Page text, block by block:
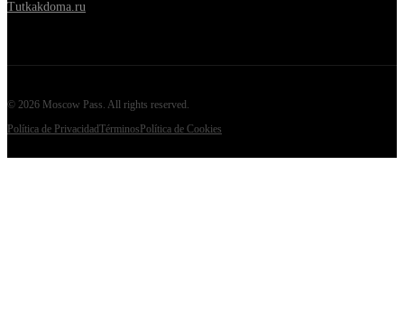
Tutkakdoma.ru
© 2026 Moscow Pass. All rights reserved.
Política de PrivacidadTérminos Política de Cookies